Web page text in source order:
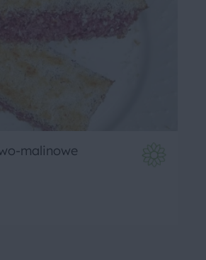
malinowe